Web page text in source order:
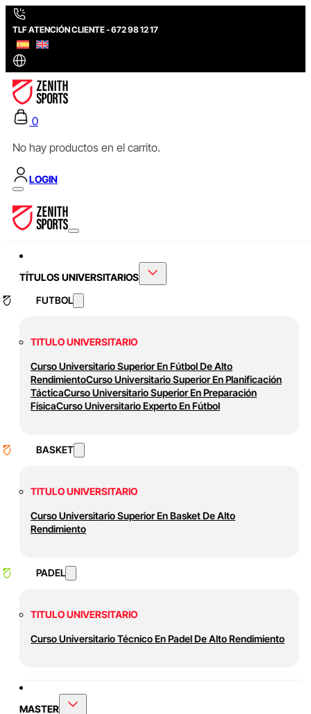
TLF ATENCIÓN CLIENTE - 672 98 12 17
0
No hay productos en el carrito.
LOGIN
TÍTULOS UNIVERSITARIOS
FUTBOL
TITULO UNIVERSITARIO
Curso Universitario Superior En Fútbol De Alto
RendimientoCurso Universitario Superior En Planificación
TácticaCurso Universitario Superior En Preparación
FísicaCurso Universitario Experto En Fútbol
BASKET
TITULO UNIVERSITARIO
Curso Universitario Superior En Basket De Alto
Rendimiento
PADEL
TITULO UNIVERSITARIO
Curso Universitario Técnico En Padel De Alto Rendimiento
MASTER